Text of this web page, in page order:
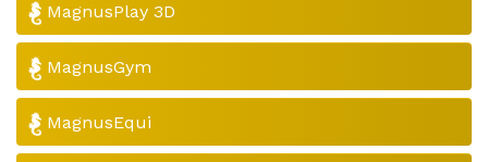
MagnusPlay 3D
MagnusGym
MagnusEqui